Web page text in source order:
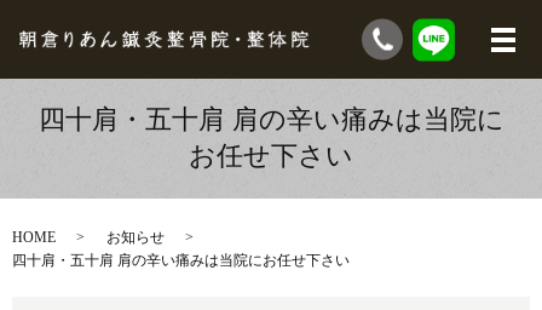
四十肩・五十肩 肩の辛い痛みは当院に
お任せ下さい
HOME
お知らせ
四十肩・五十肩 肩の辛い痛みは当院にお任せ下さい